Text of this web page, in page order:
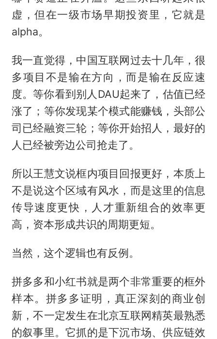
虚，但在一级市场早期投资里，它就是
alpha。
我一直觉得，中国互联网过去十几年，很
多项目不是输在方向，而是输在反应速
度。等你看到别人DAU起来了，估值已经
涨了；等你发现某个模式能赚钱，头部公
司已经融资三轮；等你开始招人，最好的
人已经被旁边公司抢走了。
所以王慧文说框内项目回报更好，本质上
不是说这个区域有风水，而是这里的信息
传导速度更快，人才重新组合的效率更
高，资本形成共识的周期更短。
当然，这个逻辑也有反例。
拼多多和小红书就是两个非常重要的框外
样本。拼多多证明，真正深刻的商业创
新，不一定发生在北京互联网精英最熟悉
的叙事里。它抓的是下沉市场、供应链效